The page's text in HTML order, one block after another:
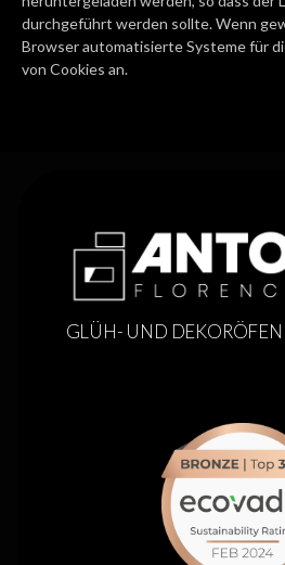
durchgeführt werden sollte. Wenn
Browser automatisierte Systeme für
von Cookies an.
GLÜH- UND DEKORÖFEN